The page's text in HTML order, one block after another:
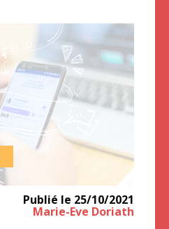
Publié le 25/10/2021
Marie-Eve Doriath